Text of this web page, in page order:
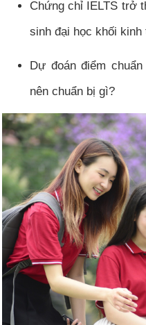
Chứng chỉ IELTS trở
sinh đại học khối kinh
Dự đoán điểm
nên chuẩn bị gì?